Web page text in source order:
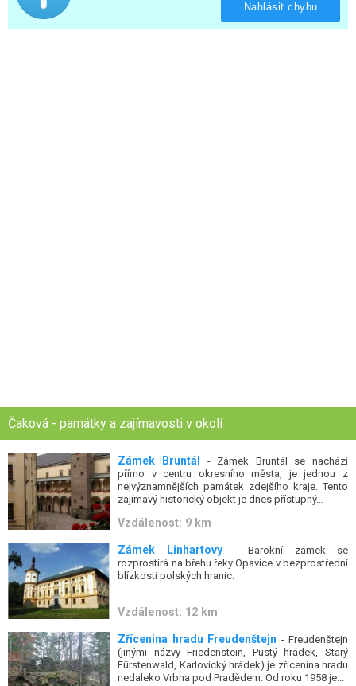
Nahlásit chybu
Čaková - památky a zajímavosti v okolí
Zámek Bruntál
- Zámek Bruntál se nachází
přímo v centru okresního města, je jednou z
nejvýznamnějších památek zdejšího kraje. Tento
zajímavý historický objekt je dnes přístupný...
Vzdálenost: 9 km
Zámek Linhartovy- Barokní zámek se
rozprostírá na břehu řeky Opavice v bezprostřední
blízkosti polských hranic.
Vzdálenost: 12 km
Zřícenina hradu Freudenštejn - Freudenštejn
(jinými názvy Friedenstein, Pustý hrádek, Starý
Fürstenwald, Karlovický hrádek) je zřícenina hradu
nedaleko Vrbna pod Pradědem. Od roku 1958 je...